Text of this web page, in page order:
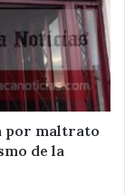
por maltrato
de la